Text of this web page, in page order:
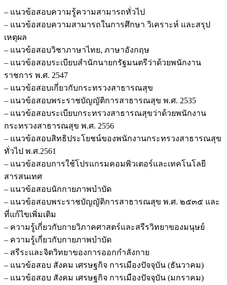
ชิ้น
– แนวข้อสอบความรู้ความสามารถทั่วไป
– แนวข้อสอบความสามารถในการศึกษา วิเคราะห์ และสรุป
เหตุผล
– แนวข้อสอบวิชาภาษาไทย, ภาษาอังกฤษ
– แนวข้อสอบระเบียบสำนักนายกรัฐมนตรีว่าด้วยพนักงาน
ราชการ พ.ศ. 2547
– แนวข้อสอบเกี่ยวกับกระทรวงสาธารณสุข
– แนวข้อสอบพระราชบัญญัติการสาธารณสุข พ.ศ. 2535
– แนวข้อสอบระเบียบกระทรวงสาธารณสุขว่าด้วยพนักงาน
กระทรวงสาธารณสุข พ.ศ. 2556
– แนวข้อสอบสิทธิประโยชน์ของพนักงานกระทรวงสาธารณสุข
ทั่วไป พ.ศ.2561
– แนวข้อสอบการใช้โปรแกรมคอมพิวเตอร์และเทคโนโลยี
สารสนเทศ
– แนวข้อสอบนักกายภาพบำบัด
– แนวข้อสอบพระราชบัญญัติการสาธารณสุข พ.ศ. ๒๕๓๕ และ
ที่แก้ไขเพิ่มเติม
– ความรู้เกี่ยวกับกายวิภาคศาสตร์และสรีรวิทยาของมนุษย์
– ความรู้เกี่ยวกับกายภาพบำบัด
– สรีระและจิตวิทยาของการออกกำลังกาย
– แนวข้อสอบ สังคม เศรษฐกิจ การเมืองปัจจุบัน (ธันวาคม)
– แนวข้อสอบ สังคม เศรษฐกิจ การเมืองปัจจุบัน (มกราคม)